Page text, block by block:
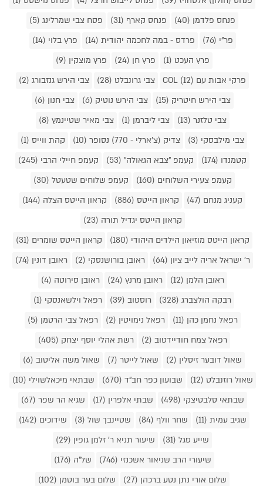
פנחס פלדמן (40)
פנחס קארף (31)
פסח צבי שמרלינג (5)
פר"י (76)
פרדס - במה לחכמה יהודית (14)
פרץ בלוי (14)
פרץ העכט (1)
פרץ חן (24)
פרץ מוצקין (9)
פרקי אבות עם COL (12)
צבי גרונבלט (28)
צבי הירש גנזבורג (2)
צבי הירש חיטריק (15)
צבי הירש נוטיק (6)
צבי חנון (6)
צבי טלזנר (13)
צבי ליברמן (1)
צבי מאיר שטיינמץ (8)
צבי מילבסקי (3)
צדיק (צ'ארלי - 770) נסופר (10)
קהת ווייס (1)
קטמנדו (174)
קעמפ "צבא הגאולה" (53)
קעמפ חיילי הרבי (245)
קעמפ צעירי השלוחים (160)
קעמפ שלוחים שטעטל (30)
קעניג מנחם (47)
קראון הייטס (886)
קראון הייטס הצלה (144)
קראון הייטס יגדיל תורה (23)
קראון הייטס מוזיאון הילדים היהודי (180)
קראון הייטס שומרים (31)
ר' ישראל אריה לייב ציון (64)
ראובן בורושנסקי (2)
ראובן דונין (74)
ראובן הלמן (12)
ראובן מרנץ (24)
ראובן סירוטה (4)
רבקה הולצברג (328)
רוסטוב (39)
רפאל וילשאנסקי (1)
רפאל נחמן כהן (11)
רפאל נימויטין (2)
רפאל צבי הרטמן (5)
רפאל צמח חודיידטוב (2)
רשת אהלי יוסף יצחק (405)
שאול דובער זיסלין (2)
שאול לייטר (7)
שאול משה אליטוב (6)
שאול רוזנבלט (12)
שבועון כפר חב"ד (670)
שבתאי מיכאלשוילי (10)
שבתאי סלבטיצקי (498)
שבתי אלפרין (17)
שגיא הר שפר (67)
שגיב עמית (11)
שחר וולף (84) שטיינבך שול (3)
שידוכים (142)
שייע סגל (31)
שיעור תניא ר' זלמן גופין (29)
שיעורי הרב שניאור אשכנזי (746)
של"ה (176)
שלום אורי נתן נטע ברכהן (27)
שלום בער בוטמן (102)